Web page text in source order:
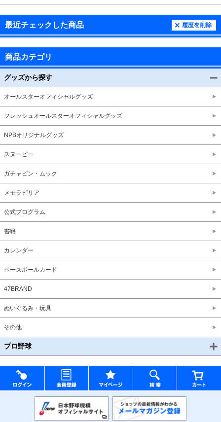
最近チェックした商品
商品カテゴリ
グッズから探す
オールスターオフィシャルグッズ
フレッシュオールスターオフィシャルグッズ
NPBオリジナルグッズ
スヌーピー
ガチャピン・ムック
メモラビリア
公式プログラム
書籍
カレンダー
ベースボールカード
47BRAND
ぬいぐるみ・玩具
その他
プロ野球